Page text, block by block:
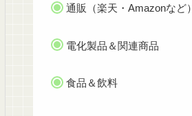
通販（楽天・Amazonなど）
電化製品＆関連商品
食品＆飲料